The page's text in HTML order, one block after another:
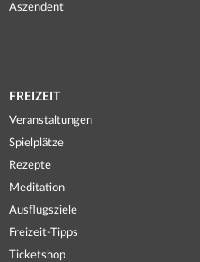
Aszendent
FREIZEIT
Veranstaltungen
Spielplätze
Rezepte
Meditation
Ausflugsziele
Freizeit-Tipps
Ticketshop